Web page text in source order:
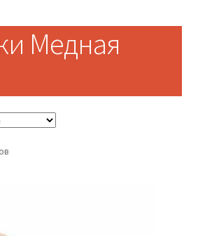
Медная